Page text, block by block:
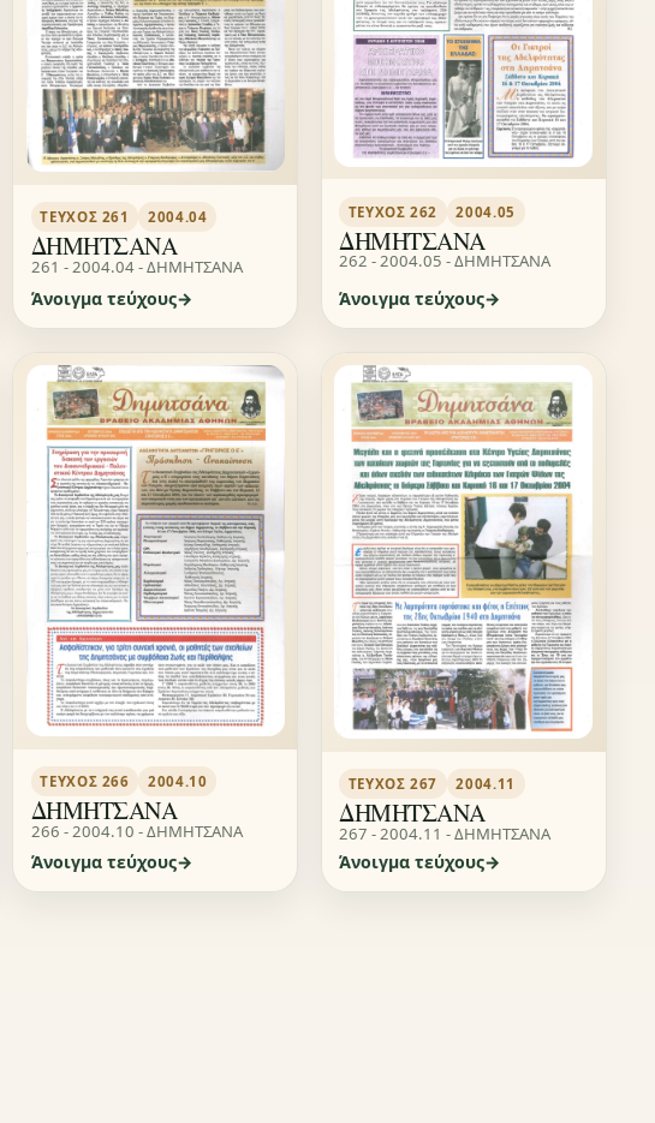
ΤΕΎΧΟΣ 261 2004.04
ΔΗΜΗΤΣΑΝΑ
261 - 2004.04 - ΔΗΜΗΤΣΑΝΑ
Άνοιγμα τεύχους
ΤΕΎΧΟΣ 262 2004.05
ΔΗΜΗΤΣΑΝΑ
262 - 2004.05 - ΔΗΜΗΤΣΑΝΑ
Άνοιγμα τεύχους
ΤΕΎΧΟΣ 266 2004.10
ΔΗΜΗΤΣΑΝΑ
266 - 2004.10 - ΔΗΜΗΤΣΑΝΑ
Άνοιγμα τεύχους
ΤΕΎΧΟΣ 267 2004.11
ΔΗΜΗΤΣΑΝΑ
267 - 2004.11 - ΔΗΜΗΤΣΑΝΑ
Άνοιγμα τεύχους